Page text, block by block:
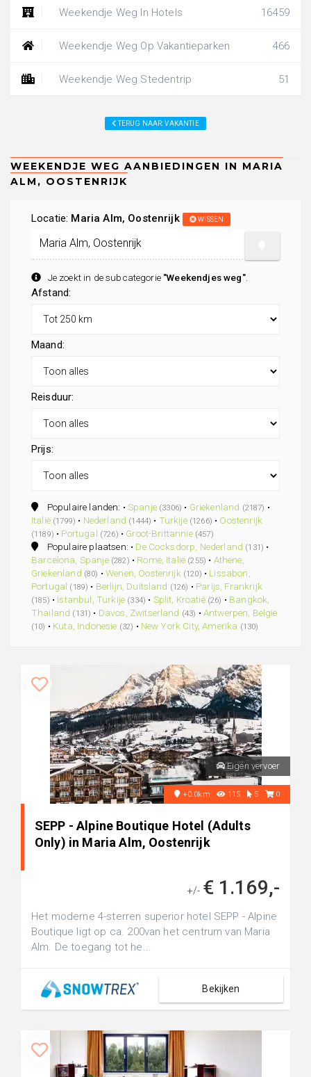
Weekendje Weg In Hotels 16459
Weekendje Weg Op Vakantieparken 466
Weekendje Weg Stedentrip 51
TERUG NAAR: VAKANTIE
Locatie: Maria Alm, Oostenrijk WISSEN
Je zoekt in de subcategorie "Weekendjes weg".
Afstand:
Maand:
Reisduur:
Prijs:
Populaire landen: •Spanje (3306) • Griekenland (2187) •
Italië (1799) • Nederland (1444) • Turkije (1266) • Oostenrijk
(1189) • Portugal (726) • Groot-Brittannie (457)
Populaire plaatsen: • De Cocksdorp, Nederland (131) •
Barcelona, Spanje (282) • Rome, Italië (255) • Athene,
Griekenland (80) •Wenen, Oostenrijk (120) • Lissabon,
Portugal (189) • Berlijn, Duitsland (126) • Parijs, Frankrijk
(185) • Istanbul, Turkije (334) • Split, Kroatië (26) • Bangkok,
Thailand (131) • Davos, Zwitserland (43) • Antwerpen, België
(10) • Kuta, Indonesie (32) • New York City, Amerika (130)
Eigen vervoer
+0.0km 115 5 0
SEPP - Alpine Boutique Hotel (Adults
Only) in Maria Alm, Oostenrijk
+/- € 1.169,-
Het moderne 4-sterren superior hotel SEPP - Alpine
Boutique ligt op ca. 200van het centrum van Maria
Alm. De toegang tot he...
Bekijken